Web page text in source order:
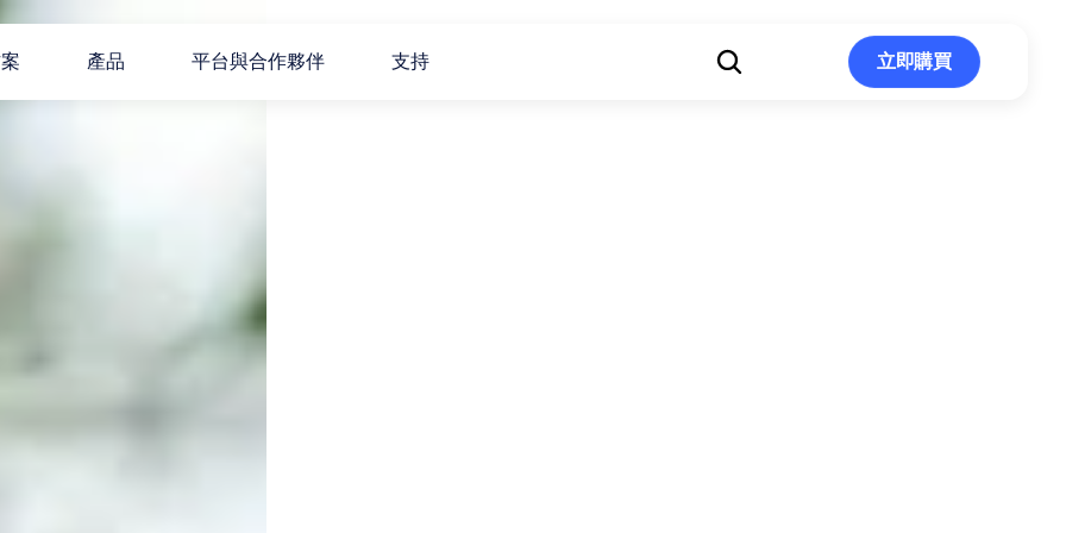
產品 平台與合作夥伴 支持
立即購買